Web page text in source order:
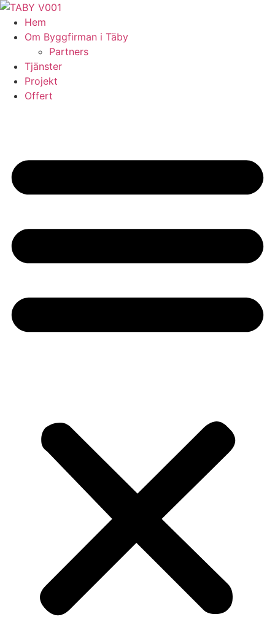
Skip
content
Hem
Om Byggfirman i Täby
Partners
Tjänster
Projekt
Offert